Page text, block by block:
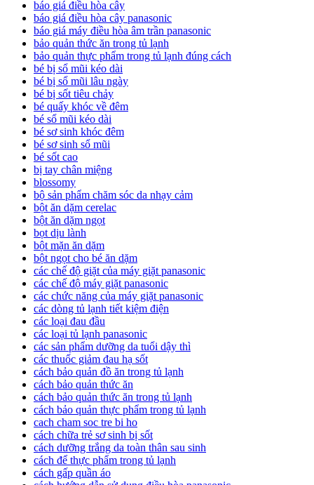
báo giá điều hòa cây
báo giá điều hòa cây panasonic
báo giá máy điều hòa âm trần panasonic
bảo quản thức ăn trong tủ lạnh
bảo quản thực phẩm trong tủ lạnh đúng cách
bé bị sổ mũi kéo dài
bé bị sổ mũi lâu ngày
bé bị sốt tiêu chảy
bé quấy khóc về đêm
bé sổ mũi kéo dài
bé sơ sinh khóc đêm
bé sơ sinh sổ mũi
bé sốt cao
bị tay chân miệng
blossomy
bộ sản phẩm chăm sóc da nhạy cảm
bột ăn dặm cerelac
bột ăn dặm ngọt
bọt dịu lành
bột mặn ăn dặm
bột ngọt cho bé ăn dặm
các chế độ giặt của máy giặt panasonic
các chế độ máy giặt panasonic
các chức năng của máy giặt panasonic
các dòng tủ lạnh tiết kiệm điện
các loại đau đầu
các loại tủ lạnh panasonic
các sản phẩm dưỡng da tuổi dậy thì
các thuốc giảm đau hạ sốt
cách bảo quản đồ ăn trong tủ lạnh
cách bảo quản thức ăn
cách bảo quản thức ăn trong tủ lạnh
cách bảo quản thực phẩm trong tủ lạnh
cach cham soc tre bi ho
cách chữa trẻ sơ sinh bị sốt
cách dưỡng trắng da toàn thân sau sinh
cách để thực phẩm trong tủ lạnh
cách gấp quần áo